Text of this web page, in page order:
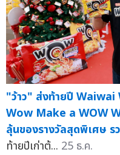
"ว้าว" ส่งท้ายปี
Wow Make a WOW
ลุ้นของรางวัลสุดพิเศษ ร
ท้ายปีเก่าต้... 25 ธ.ค.